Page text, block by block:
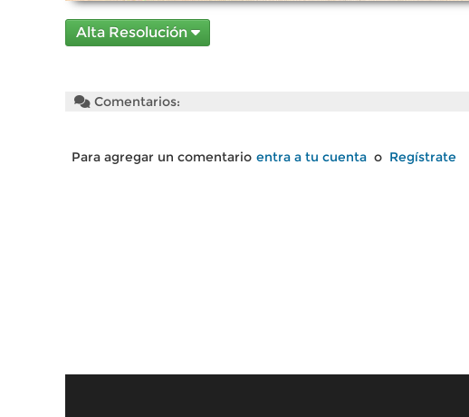
Alta Resolución
Comentarios:
Para agregar un comentario entra a tu cuenta o Regístrate